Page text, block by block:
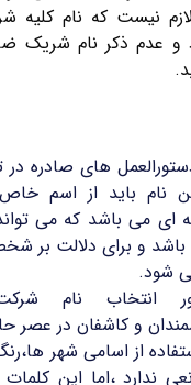
نیست که نام کلیه
و عدم ذکر نام شریک
های صادره
نام باید از اسم
ای می باشد که می
باشد و برای دلالت بر
شود.
انتخاب نام
و کاشفان در عصر
از اسامی شهر
ندارد ،اما این